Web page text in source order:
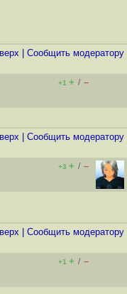
Cообщить модератору
+1 + / –
Cообщить модератору
+3 + / –
Cообщить модератору
+1 + / –